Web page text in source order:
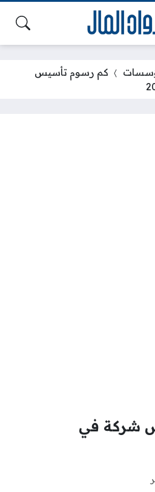
كم رسوم تأسيس
شركة في